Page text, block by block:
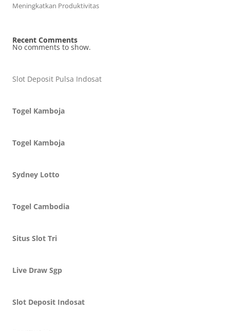
Meningkatkan Produktivitas
Recent Comments
No comments to show.
Slot Deposit Pulsa Indosat
Togel Kamboja
Togel Kamboja
Sydney Lotto
Togel Cambodia
Situs Slot Tri
Live Draw Sgp
Slot Deposit Indosat